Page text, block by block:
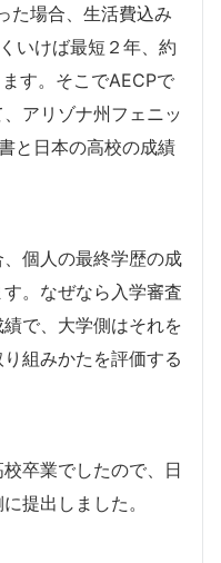
た場合、生活費込み
いけば最短２年、約
す。そこでAECPで
アリゾナ州フェニッ
と日本の高校の成績
個人の最終学歴の成
。なぜなら入学審査
で、大学側はそれを
組みかたを評価する
卒業でしたので、日
提出しました。